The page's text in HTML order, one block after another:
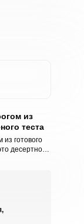
из
теста
из готового
десертное
до
Они
для
или десерта.